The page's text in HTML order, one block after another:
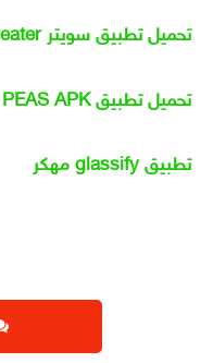
تحميل تطبيق سويتر Sweater
تحميل تطبيق PEAS APK
تطبيق glassify مهكر